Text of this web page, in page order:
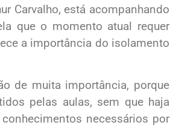
Carvalho, está acompanhando
que o momento atual requer
a importância do isolamento
de muita importância, porque
pelas aulas, sem que haja
necessários por